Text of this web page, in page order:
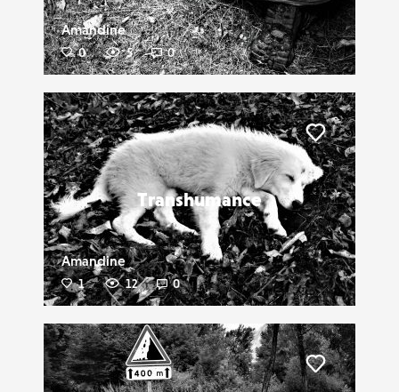
Amandine
0 5 0
Transhumance
Amandine
1 12 0
Liker
Liker